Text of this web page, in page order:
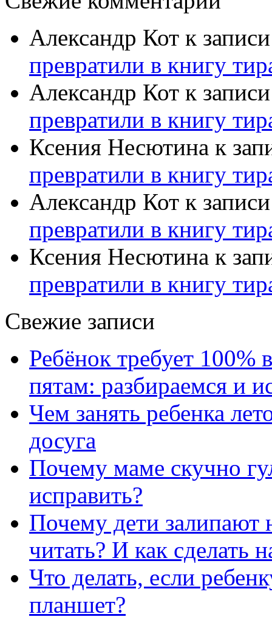
Александр Кот к
превратили в книгу
Александр Кот к
превратили в книгу
Ксения Несютина к
превратили в книгу
Александр Кот к
превратили в книгу
Ксения Несютина к
превратили в книгу
Свежие записи
Ребёнок требует 100%
пятам: разбираемся и
Чем занять ребенка
досуга
Почему маме скучно
исправить?
Почему дети залипают
читать? И как сделать
Что делать, если
планшет?